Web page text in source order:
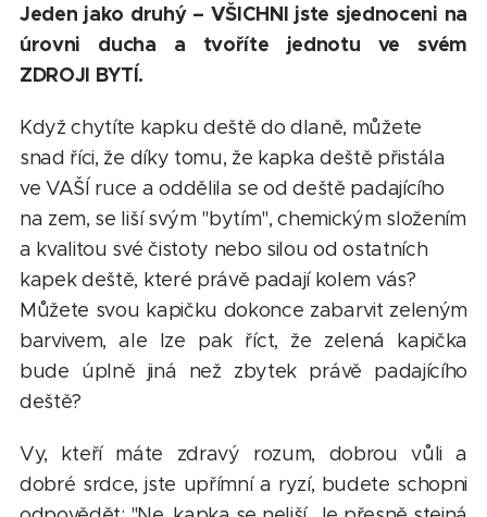
Jeden jako druhý – VŠICHNI jste sjednoceni na
úrovni ducha a tvoříte jednotu ve svém
ZDROJI BYTÍ.
Když chytíte kapku deště do dlaně, můžete
snad říci, že díky tomu, že kapka deště přistála
ve VAŠÍ ruce a oddělila se od deště padajícího
na zem, se liší svým "bytím", chemickým složením
a kvalitou své čistoty nebo silou od ostatních
kapek deště, které právě padají kolem vás?
Můžete svou kapičku dokonce zabarvit zeleným
barvivem, ale lze pak říct, že zelená kapička
bude úplně jiná než zbytek právě padajícího
deště?
Vy, kteří máte zdravý rozum, dobrou vůli a
dobré srdce, jste upřímní a ryzí, budete schopni